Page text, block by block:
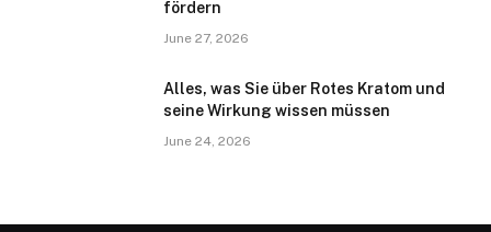
fördern
June 27, 2026
Alles, was Sie über Rotes Kratom und
seine Wirkung wissen müssen
June 24, 2026